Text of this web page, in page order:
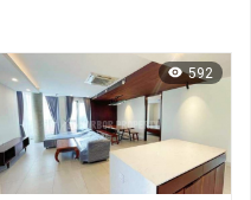
592